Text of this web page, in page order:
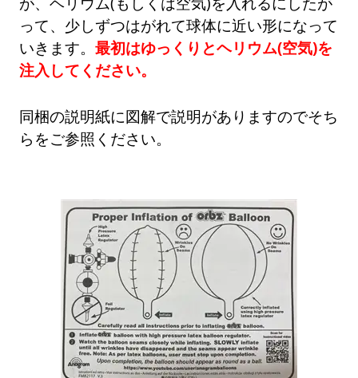
って、少しずつはがれて球体に近い形になって
いきます。最初はゆっくりとヘリウム(空気)を
注入してください。
同梱の説明紙に図解で説明がありますのでそち
らをご参照ください。